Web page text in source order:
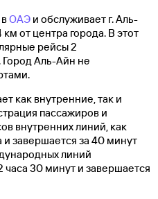
ОАЭ и обслуживает г. Аль-
от центра города. В этот
рейсы 2
Город Аль-Айн не
как внутренние, так и
пассажиров и
внутренних линий, как
и завершается за 40 минут
линий
часа 30 минут и завершается